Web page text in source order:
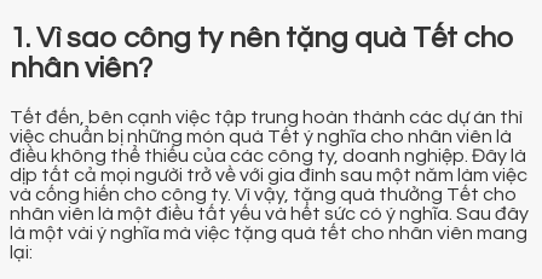
1. Vì sao công ty nên tặng quà Tết cho
nhân viên?
Tết đến, bên cạnh việc tập trung hoàn thành các dự án thì
việc chuẩn bị những món quà Tết ý nghĩa cho nhân viên là
điều không thể thiếu của các công ty, doanh nghiệp. Đây là
dịp tất cả mọi người trở về với gia đình sau một năm làm việc
và cống hiến cho công ty. Vì vậy, tặng quà thưởng Tết cho
nhân viên là một điều tất yếu và hết sức có ý nghĩa. Sau đây
là một vài ý nghĩa mà việc tặng quà tết cho nhân viên mang
lại: